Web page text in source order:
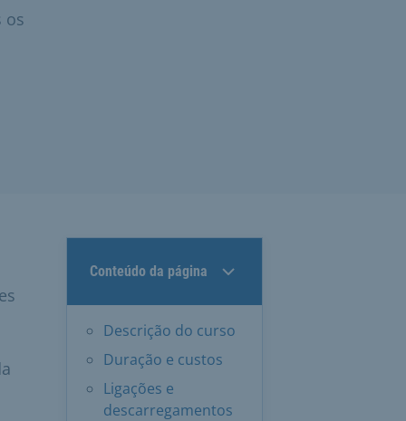
os
Conteúdo da página
Descrição do curso
Duração e custos
Ligações e
descarregamentos